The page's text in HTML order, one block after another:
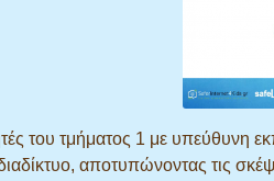
του τμήματος 1 με υπεύθυνη
αποτυπώνοντας τις